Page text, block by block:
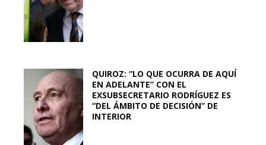
QUIROZ: “LO QUE OCURRA DE AQUÍ
EN ADELANTE” CON EL
EXSUBSECRETARIO RODRÍGUEZ ES
“DEL ÁMBITO DE DECISIÓN” DE
INTERIOR